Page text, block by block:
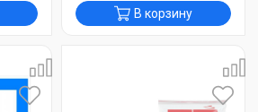
В корзину